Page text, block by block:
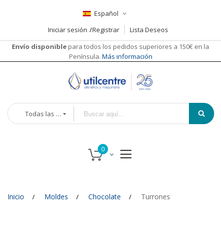
Español
Iniciar sesión
Registrar
Lista Deseos
Envío disponible para todos los pedidos superiores a 150€ en la
Península. Más información
Todas las categorías
Inicio Moldes Chocolate Turrones